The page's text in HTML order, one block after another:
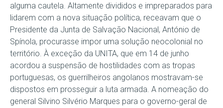
alguma cautela. Altamente divididos e impreparados para
lidarem com a nova situação política, receavam que o
Presidente da Junta de Salvação Nacional, António de
Spínola, procurasse impor uma solução neocolonial no
território. À exceção da UNITA, que em 14 de junho
acordou a suspensão de hostilidades com as tropas
portuguesas, os guerrilheiros angolanos mostravam-se
dispostos em prosseguir a luta armada. A nomeação do
general Silvino Silvério Marques para o governo-geral de